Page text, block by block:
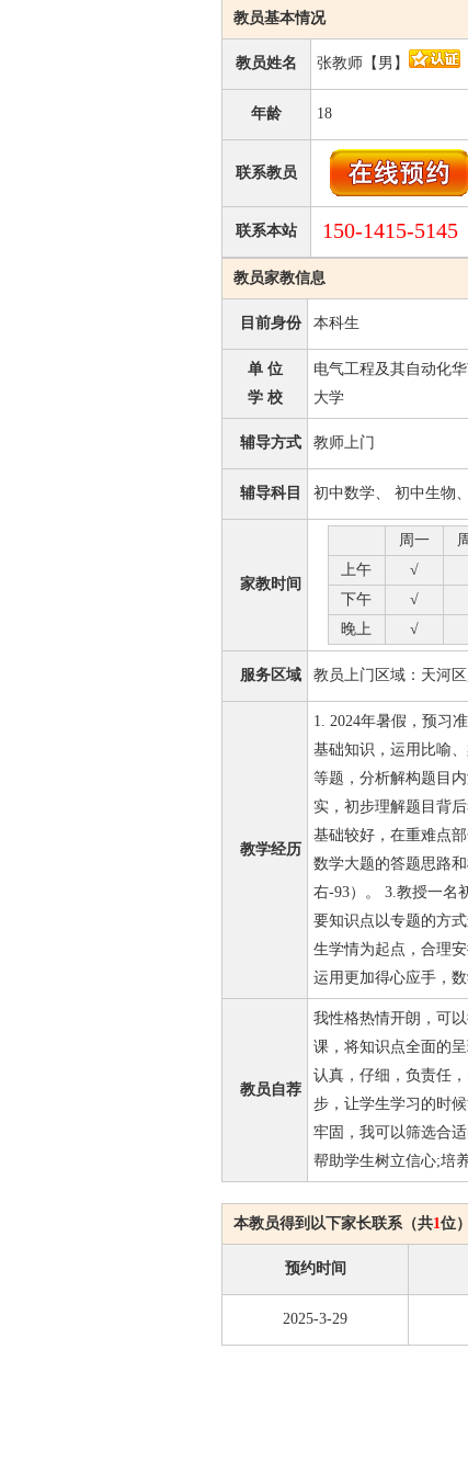
教员基本情况
教员姓名 张教师【男】
年龄 18
联系教员
联系本站 150-1415-5145
教员家教信息
目前身份 本科生
单 位
学 校
电气工程及其自动化
大学
辅导方式 教师上门
辅导科目 初中数学、 初中生物
家教时间
周一
上午
√
下午
√
晚上
√
服务区域 教员上门区域：天河
教学经历
1. 2024年暑假，预习
基础知识，运用比喻
等题，分析解构题目
实，初步理解题目背
基础较好，在重难点
数学大题的答题思路
右-93）。 3.教授一名
要知识点以专题的方
生学情为起点，合理
运用更加得心应手，
教员自荐
我性格热情开朗，可
课，将知识点全面的
认真，仔细，负责任
步，让学生学习的时
牢固，我可以筛选合
帮助学生树立信心;培
本教员得到以下家长联系（共1位）
预约时间
2025-3-29